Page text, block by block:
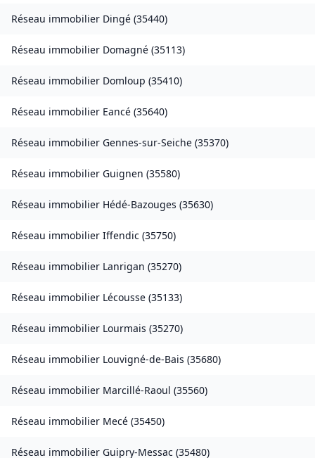
Réseau immobilier Dingé (35440)
Réseau immobilier Domagné (35113)
Réseau immobilier Domloup (35410)
Réseau immobilier Eancé (35640)
Réseau immobilier Gennes-sur-Seiche (35370)
Réseau immobilier Guignen (35580)
Réseau immobilier Hédé-Bazouges (35630)
Réseau immobilier Iffendic (35750)
Réseau immobilier Lanrigan (35270)
Réseau immobilier Lécousse (35133)
Réseau immobilier Lourmais (35270)
Réseau immobilier Louvigné-de-Bais (35680)
Réseau immobilier Marcillé-Raoul (35560)
Réseau immobilier Mecé (35450)
Réseau immobilier Guipry-Messac (35480)